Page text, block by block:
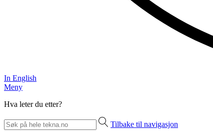
In English
Meny
Hva leter du etter?
Tilbake til navigasjon